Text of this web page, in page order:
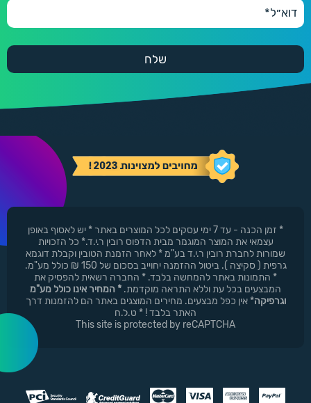
* זמן הכנה - עד 7 ימי עסקים לכל המוצרים באתר * יש לאסוף באופן
עצמאי את המוצר המוגמר מבית הדפוס רובין ר.י.ד.* כל הזכויות
שמורות לחברת רובין ר.י.ד בע"מ * לאחר הזמנת הטובין וקבלת דוגמא
גרפית ( סקיצה ). ביטול ההזמנה יחוייב בסכום של 150 ₪ כולל מע"מ.
* התמונות באתר להמחשה בלבד. * החברה רשאית להפסיק את
המבצעים בכל עת וללא התראה מוקדמת. * המחיר אינו כולל מע"מ
וגרפיקה* אין כפל מבצעים. מחירים המוצגים באתר הם להזמנות דרך
האתר בלבד ! * ט.ל.ח
This site is protected by reCAPTCHA